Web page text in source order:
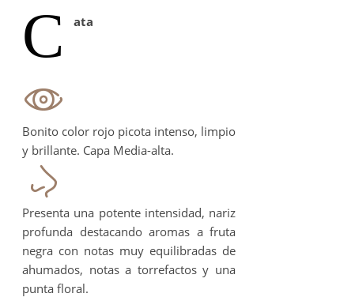
C ata
Bonito color rojo picota intenso, limpio
y brillante. Capa Media-alta.
Presenta una potente intensidad, nariz
profunda destacando aromas a fruta
negra con notas muy equilibradas de
ahumados, notas a torrefactos y una
punta floral.